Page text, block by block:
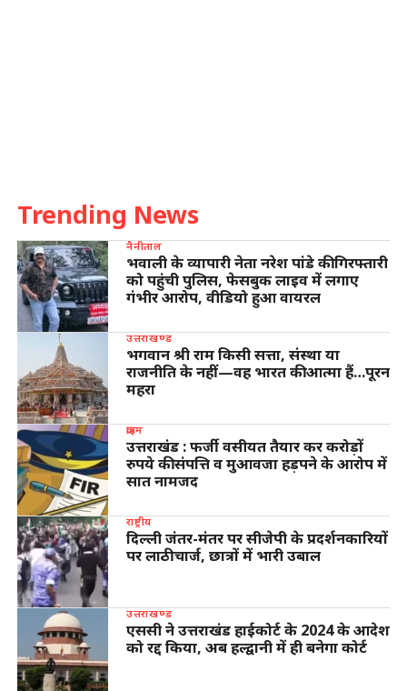
Trending News
नैनीताल
भवाली के व्यापारी नेता नरेश पांडे की गिरफ्तारी
को पहुंची पुलिस, फेसबुक लाइव में लगाए
गंभीर आरोप, वीडियो हुआ वायरल
उत्तराखण्ड
भगवान श्री राम किसी सत्ता, संस्था या
राजनीति के नहीं—वह भारत की आत्मा हैं…पूरन
महरा
क्राइम
उत्तराखंड : फर्जी वसीयत तैयार कर करोड़ों
रुपये की संपत्ति व मुआवजा हड़पने के आरोप में
सात नामजद
राष्ट्रीय
दिल्ली जंतर-मंतर पर सीजेपी के प्रदर्शनकारियों
पर लाठीचार्ज, छात्रों में भारी उबाल
उत्तराखण्ड
एससी ने उत्तराखंड हाईकोर्ट के 2024 के आदेश
को रद्द किया, अब हल्द्वानी में ही बनेगा कोर्ट